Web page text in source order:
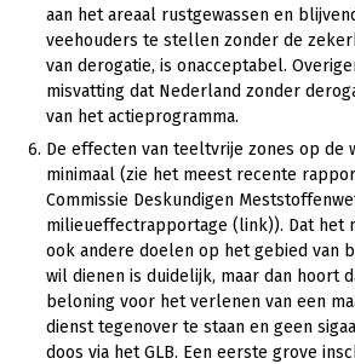
aan het areaal rustgewassen en
veehouders te stellen zonder de
van derogatie, is onacceptabel.
misvatting dat Nederland zonder
van het actieprogramma.
De effecten van teeltvrije zones op de
minimaal (zie het meest recente
Commissie Deskundigen
milieueffectrapportage (link)). Dat het
ook andere doelen op het gebied van
wil dienen is duidelijk, maar dan hoort
beloning voor het verlenen van een
dienst tegenover te staan en geen
doos via het GLB. Een eerste grove